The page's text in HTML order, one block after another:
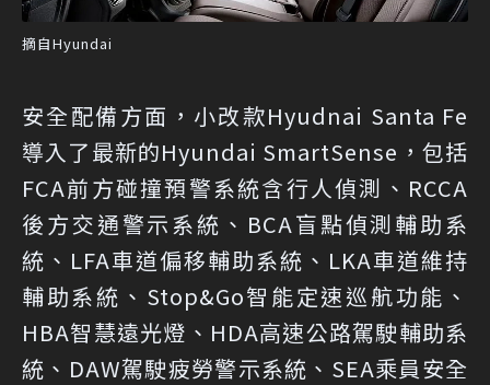
摘自Hyundai
安全配備方面，小改款Hyudnai Santa Fe
導入了最新的Hyundai SmartSense，包括
FCA前方碰撞預警系統含行人偵測、RCCA
後方交通警示系統、BCA盲點偵測輔助系
統、LFA車道偏移輔助系統、LKA車道維持
輔助系統、Stop&Go智能定速巡航功能、
HBA智慧遠光燈、HDA高速公路駕駛輔助系
統、DAW駕駛疲勞警示系統、SEA乘員安全